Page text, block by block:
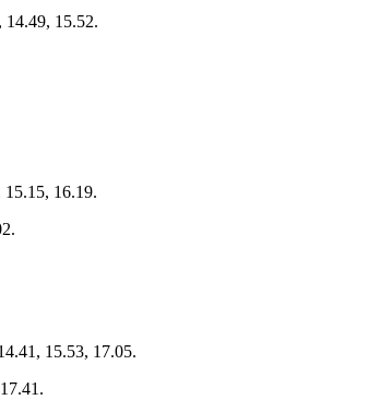
14.49, 15.52.
15.15, 16.19.
15.53, 17.05.